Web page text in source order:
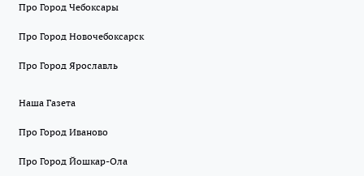
Про Город Чебоксары
Про Город Новочебоксарск
Про Город Ярославль
Наша Газета
Про Город Иваново
Про Город Йошкар-Ола